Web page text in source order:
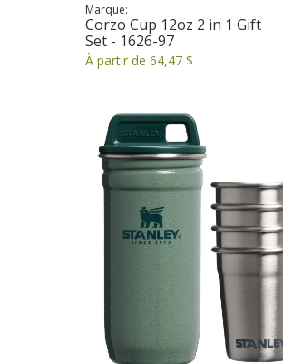
Marque:
Corzo Cup 12oz 2 in 1 Gift
Set - 1626-97
À partir de 64,47 $